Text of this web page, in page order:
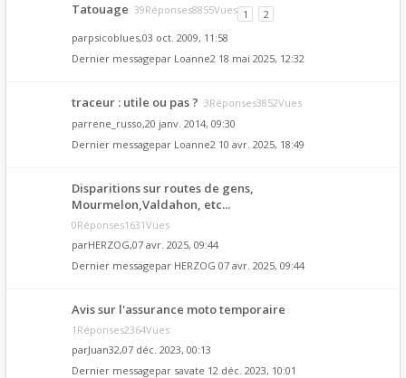
Tatouage 39Réponses8855Vues 1
2
parpsicoblues,03 oct. 2009, 11:58
Dernier messagepar Loanne2 18 mai 2025, 12:32
traceur : utile ou pas ? 3Réponses3852Vues
parrene_russo,20 janv. 2014, 09:30
Dernier messagepar Loanne2 10 avr. 2025, 18:49
Disparitions sur routes de gens,
Mourmelon,Valdahon, etc...
0Réponses1631Vues
parHERZOG,07 avr. 2025, 09:44
Dernier messagepar HERZOG 07 avr. 2025, 09:44
Avis sur l'assurance moto temporaire
1Réponses2364Vues
parJuan32,07 déc. 2023, 00:13
Dernier messagepar savate 12 déc. 2023, 10:01